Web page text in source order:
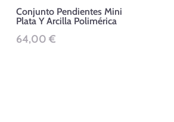
Conjunto Pendientes Mini
Plata Y Arcilla Polimérica
64,00 €
se
pueden
elegir